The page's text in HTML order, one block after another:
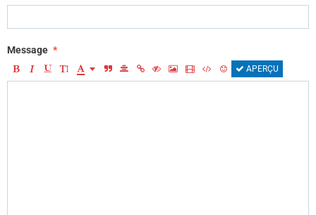
Message
APERÇU